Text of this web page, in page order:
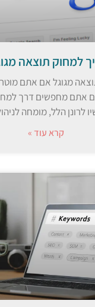
למחוק תוצאה
מגוגל אם אתם
אתם מחפשים דרך
לרונן הלל, מומחה
קרא עוד »